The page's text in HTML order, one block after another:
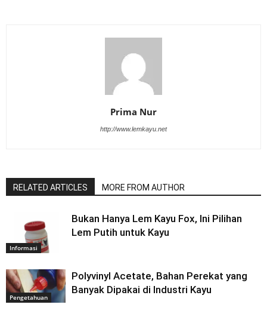
Prima Nur
http://www.lemkayu.net
RELATED ARTICLES MORE FROM AUTHOR
Informasi
Bukan Hanya Lem Kayu Fox, Ini Pilihan
Lem Putih untuk Kayu
Pengetahuan
Polyvinyl Acetate, Bahan Perekat yang
Banyak Dipakai di Industri Kayu